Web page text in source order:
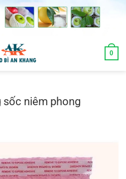
0
sốc niêm phong